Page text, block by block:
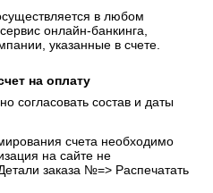
в любом
онлайн-банкинга,
указанные в счете.
на оплату
согласовать состав и даты
счета необходимо
на сайте не
заказа №=> Распечатать